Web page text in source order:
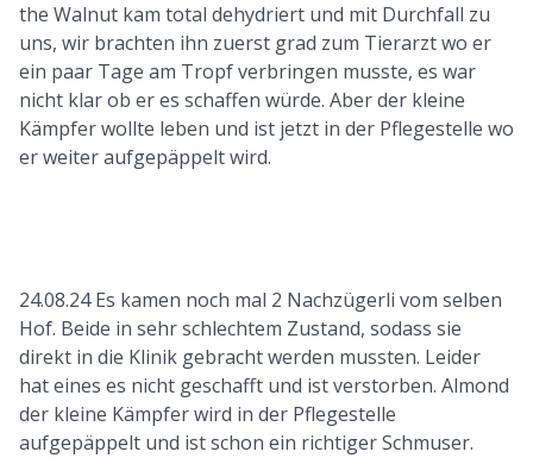
the Walnut kam total dehydriert und mit Durchfall zu
uns, wir brachten ihn zuerst grad zum Tierarzt wo er
ein paar Tage am Tropf verbringen musste, es war
nicht klar ob er es schaffen würde. Aber der kleine
Kämpfer wollte leben und ist jetzt in der Pflegestelle wo
er weiter aufgepäppelt wird.
24.08.24 Es kamen noch mal 2 Nachzügerli vom selben
Hof. Beide in sehr schlechtem Zustand, sodass sie
direkt in die Klinik gebracht werden mussten. Leider
hat eines es nicht geschafft und ist verstorben. Almond
der kleine Kämpfer wird in der Pflegestelle
aufgepäppelt und ist schon ein richtiger Schmuser.